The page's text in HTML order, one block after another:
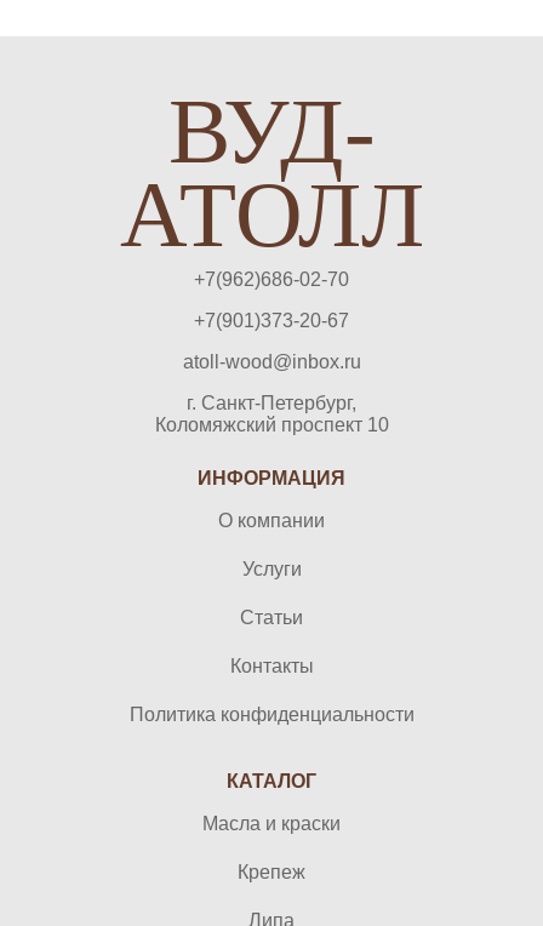
ВУД-
АТОЛЛ
+7(962)686-02-70
+7(901)373-20-67
atoll-wood@inbox.ru
г. Санкт-Петербург,
Коломяжский проспект 10
ИНФОРМАЦИЯ
О компании
Услуги
Статьи
Контакты
Политика конфиденциальности
КАТАЛОГ
Масла и краски
Крепеж
Липа